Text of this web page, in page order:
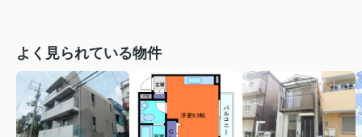
よく見られている物件